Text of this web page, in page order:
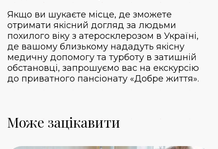
Якщо ви шукаєте місце, де зможете
отримати якісний догляд за людьми
похилого віку з атеросклерозом в Україні,
де вашому близькому нададуть якісну
медичну допомогу та турботу в затишній
обстановці, запрошуємо вас на екскурсію
до приватного пансіонату «Добре життя».
Може зацікавити